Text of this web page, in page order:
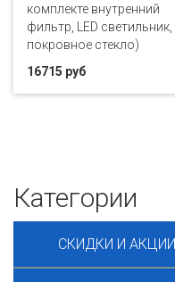
комплекте внутренний
фильтр, LED светильник,
покровное стекло)
16715 руб
Категории
СКИДКИ И АКЦИИ